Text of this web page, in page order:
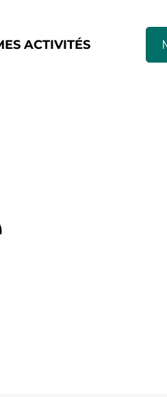
ACTIVITÉS